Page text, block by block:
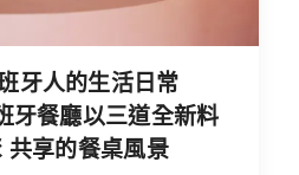
牙人的生活日常
牙餐廳以三道全新料
共享的餐桌風景